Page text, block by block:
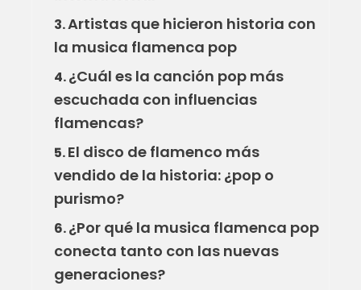
3.Artistas que hicieron historia con
la musica flamenca pop
4.¿Cuál es la canción pop más
escuchada con influencias
flamencas?
5.El disco de flamenco más
vendido de la historia: ¿pop o
purismo?
6.¿Por qué la musica flamenca pop
conecta tanto con las nuevas
generaciones?